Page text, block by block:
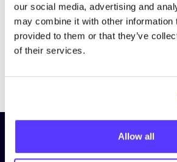
our social media, advertising and
may combine it with other information
provided to them or that they’ve
of their services.
Allow all
Inscrivez-vous à notre